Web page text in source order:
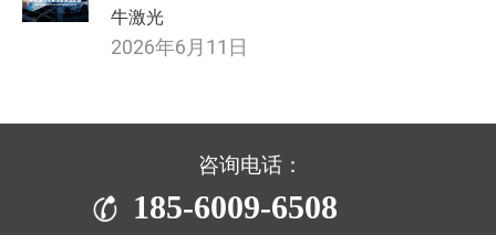
牛激光
2026年6月11日
咨询电话：
185-6009-6508